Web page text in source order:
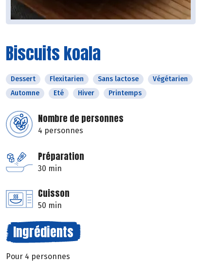
Biscuits koala
Dessert Flexitarien Sans lactose
Végétarien
Automne
Eté Hiver Printemps
Nombre de personnes
4 personnes
Préparation
30 min
Cuisson
50 min
Ingrédients
Pour 4 personnes